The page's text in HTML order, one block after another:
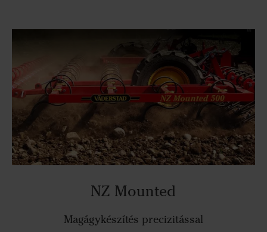
NZ Mounted
Magágykészítés precizitással